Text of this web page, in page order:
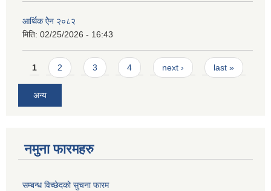
आर्थिक ऐेन २०८२
मिति: 02/25/2026 - 16:43
Pages
1 2 3 4 next › last »
अन्य
नमुना फारमहरु
सम्बन्ध विच्छेदकाे सुचना फारम